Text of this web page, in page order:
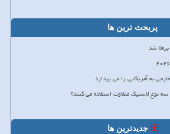
پربحث ترین ها
شد
به آمریکایی را می پردازد
نوع لاستیک متفاوت استفاده می کنند؟
جدیدترین ها